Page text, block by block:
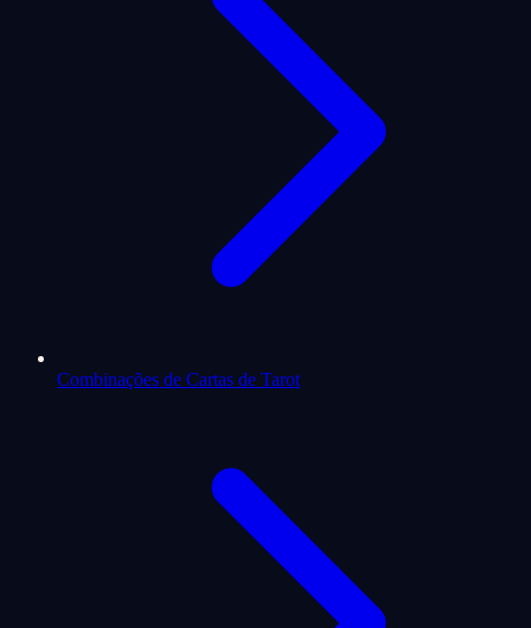
Combinações de Cartas de Tarot